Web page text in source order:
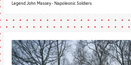
Legend John Massey - Napoleonic Soldiers